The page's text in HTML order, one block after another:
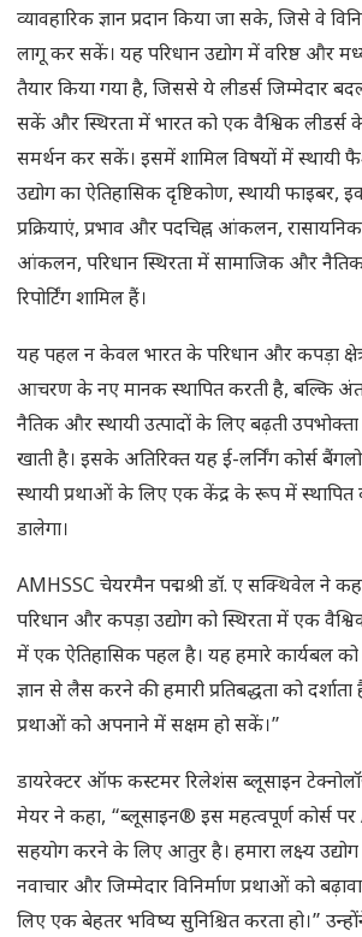
व्यावहारिक ज्ञान प्रदान किया जा सके, जिसे वे
लागू कर सकें। यह परिधान उद्योग में वरिष्ठ और
तैयार किया गया है, जिससे ये लीडर्स जिम्मेदार
सकें और स्थिरता में भारत को एक वैश्विक
समर्थन कर सकें। इसमें शामिल विषयों में स्थायी
उद्योग का ऐतिहासिक दृष्टिकोण, स्थायी फाइबर,
प्रक्रियाएं, प्रभाव और पदचिह्न आंकलन,
आंकलन, परिधान स्थिरता में सामाजिक और
रिपोर्टिंग शामिल हैं।
यह पहल न केवल भारत के परिधान और कपड़ा क्षेत्र
आचरण के नए मानक स्थापित करती है, बल्कि
नैतिक और स्थायी उत्पादों के लिए बढ़ती
खाती है। इसके अतिरिक्त यह ई-लर्निंग कोर्स
स्थायी प्रथाओं के लिए एक केंद्र के रूप में स्थापित
डालेगा।
AMHSSC चेयरमैन पद्मश्री डॉ. ए सक्थिवेल ने
परिधान और कपड़ा उद्योग को स्थिरता में एक
में एक ऐतिहासिक पहल है। यह हमारे
ज्ञान से लैस करने की हमारी प्रतिबद्धता को
प्रथाओं को अपनाने में सक्षम हो सकें।”
डायरेक्टर ऑफ कस्टमर रिलेशंस ब्लूसाइन
मेयर ने कहा, “ब्लूसाइन® इस महत्वपूर्ण कोर्स
सहयोग करने के लिए आतुर है। हमारा लक्ष्य
नवाचार और जिम्मेदार विनिर्माण प्रथाओं को
लिए एक बेहतर भविष्य सुनिश्चित करता हो।”